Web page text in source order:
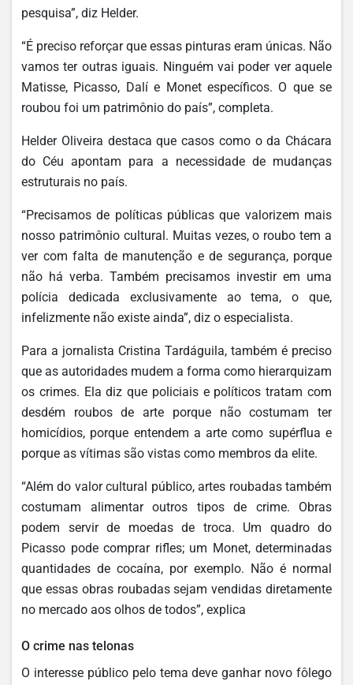
pesquisa”, diz Helder.
“É preciso reforçar que essas pinturas eram únicas. Não
vamos ter outras iguais. Ninguém vai poder ver aquele
Matisse, Picasso, Dalí e Monet específicos. O que se
roubou foi um patrimônio do país”, completa.
Helder Oliveira destaca que casos como o da Chácara
do Céu apontam para a necessidade de mudanças
estruturais no país.
“Precisamos de políticas públicas que valorizem mais
nosso patrimônio cultural. Muitas vezes, o roubo tem a
ver com falta de manutenção e de segurança, porque
não há verba. Também precisamos investir em uma
polícia dedicada exclusivamente ao tema, o que,
infelizmente não existe ainda”, diz o especialista.
Para a jornalista Cristina Tardáguila, também é preciso
que as autoridades mudem a forma como hierarquizam
os crimes. Ela diz que policiais e políticos tratam com
desdém roubos de arte porque não costumam ter
homicídios, porque entendem a arte como supérflua e
porque as vítimas são vistas como membros da elite.
“Além do valor cultural público, artes roubadas também
costumam alimentar outros tipos de crime. Obras
podem servir de moedas de troca. Um quadro do
Picasso pode comprar rifles; um Monet, determinadas
quantidades de cocaína, por exemplo. Não é normal
que essas obras roubadas sejam vendidas diretamente
no mercado aos olhos de todos”, explica
O crime nas telonas
O interesse público pelo tema deve ganhar novo fôlego